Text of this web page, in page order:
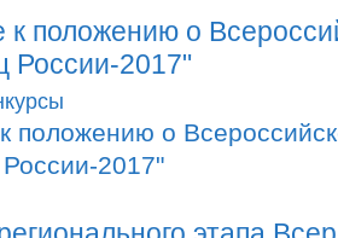
положению о
России-2017"
положению о
2017"